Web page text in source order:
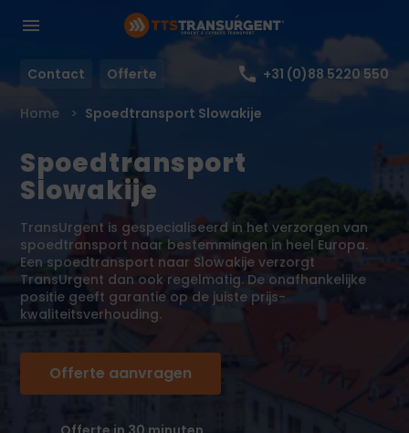
Contact Offerte +31 (0)88 5220 550
Home Spoedtransport Slowakije
Spoedtransport
Slowakije
TransUrgent is gespecialiseerd in het verzorgen van
spoedtransport naar bestemmingen in heel Europa.
Een spoedtransport naar Slowakije verzorgt
TransUrgent dan ook regelmatig. De onafhankelijke
positie geeft garantie op de juiste prijs-
kwaliteitsverhouding.
Offerte aanvragen